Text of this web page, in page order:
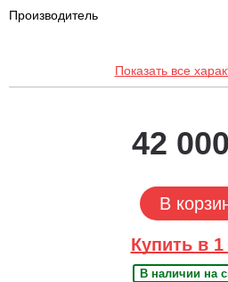
Производитель
Показать все
42
В
Купить в 1
В наличии на